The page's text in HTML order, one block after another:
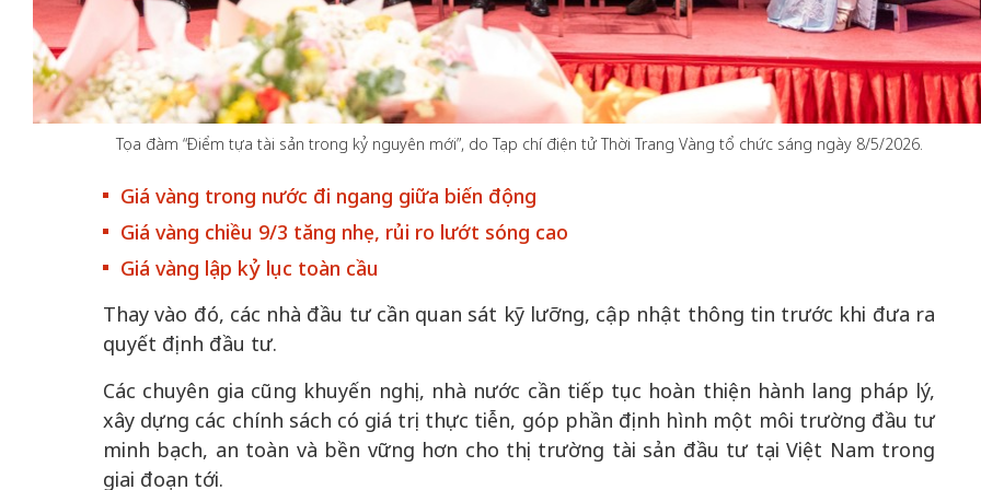
Tọa đàm “Điểm tựa tài sản trong kỷ nguyên mới”, do Tạp chí điện tử Thời Trang Vàng tổ chức sáng ngày 8/5/2026.
Giá vàng trong nước đi ngang giữa biến động
Giá vàng chiều 9/3 tăng nhẹ, rủi ro lướt sóng cao
Giá vàng lập kỷ lục toàn cầu
Thay vào đó, các nhà đầu tư cần quan sát kỹ lưỡng, cập nhật thông tin trước khi đưa ra
quyết định đầu tư.
Các chuyên gia cũng khuyến nghị, nhà nước cần tiếp tục hoàn thiện hành lang pháp lý,
xây dựng các chính sách có giá trị thực tiễn, góp phần định hình một môi trường đầu tư
minh bạch, an toàn và bền vững hơn cho thị trường tài sản đầu tư tại Việt Nam trong
giai đoạn tới.
50 năm Việt Nam gia
nhập UNESCO: Khơi
nguồn nội lực văn hóa,
định hình vị thế kiến
tạo | Kỳ 4: Sáng kiến
50 năm Việt Nam gia
nhập UNESCO: Khơi
nguồn nội lực văn hóa,
định hình vị thế kiến
tạo | Kỳ 3: Hội nhập
Việt Nam
50 năm Việt Nam gia
nhập UNESCO: Khơi
50 năm Việt
triển